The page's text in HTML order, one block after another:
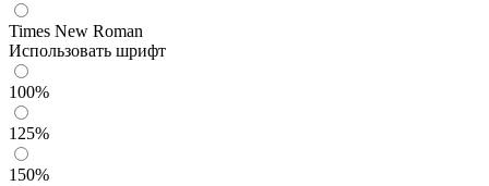
Times New Roman
Использовать шрифт
100%
125%
150%